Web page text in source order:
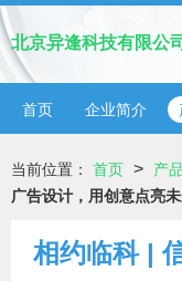
北京异逢科技有限公司
首页 企业简介
当前位置： 首页 > 产
广告设计，用创意点亮
相约临科 |